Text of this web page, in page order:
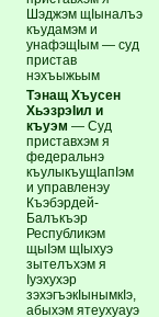
Шэджэм щIыналъэ
къудамэм и
унафэщIым — суд
пристав
нэхъыжьым
Тэнащ Хъусен
ХьэзрэIил и
къуэм — Суд
приставхэм я
федеральнэ
къулыкъущIапIэм
и управленэу
Къэбэрдей-
Балъкъэр
Республикэм
щыIэм щIыхуэ
зытелъхэм я
Iуэхухэр
зэхэгъэкIынымкIэ,
абыхэм ятеухуауэ